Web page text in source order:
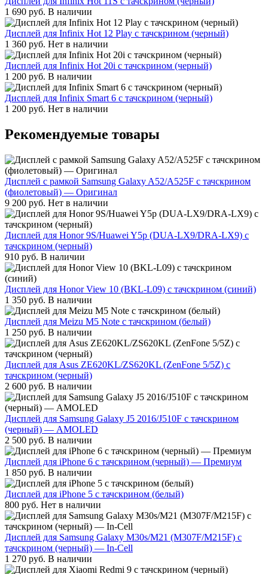
1 690 руб. В наличии
Дисплей для Infinix Hot 12 Play с тачскрином (черный)
1 360 руб. Нет в наличии
Дисплей для Infinix Hot 20i с тачскрином (черный)
1 200 руб. В наличии
Дисплей для Infinix Smart 6 с тачскрином (черный)
1 200 руб. Нет в наличии
Рекомендуемые товары
Дисплей с рамкой Samsung Galaxy A52/A525F с тачскрином
(фиолетовый) — Оригинал
9 200 руб. Нет в наличии
Дисплей для Honor 9S/Huawei Y5p (DUA-LX9/DRA-LX9) с
тачскрином (черный)
910 руб. В наличии
Дисплей для Honor View 10 (BKL-L09) с тачскрином (синий)
1 350 руб. В наличии
Дисплей для Meizu M5 Note с тачскрином (белый)
1 250 руб. В наличии
Дисплей для Asus ZE620KL/ZS620KL (ZenFone 5/5Z) с
тачскрином (черный)
2 600 руб. В наличии
Дисплей для Samsung Galaxy J5 2016/J510F с тачскрином
(черный) — AMOLED
2 500 руб. В наличии
Дисплей для iPhone 6 с тачскрином (черный) — Премиум
1 850 руб. В наличии
Дисплей для iPhone 5 с тачскрином (белый)
800 руб. Нет в наличии
Дисплей для Samsung Galaxy M30s/M21 (M307F/M215F) с
тачскрином (черный) — In-Cell
1 270 руб. В наличии